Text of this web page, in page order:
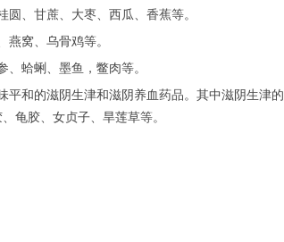
圆、甘蔗、大枣、西瓜、香蕉等。
燕窝、乌骨鸡等。
、蛤蜊、墨鱼，鳖肉等。
平和的滋阴生津和滋阴养血药品。其中滋阴生
龟胶、女贞子、旱莲草等。